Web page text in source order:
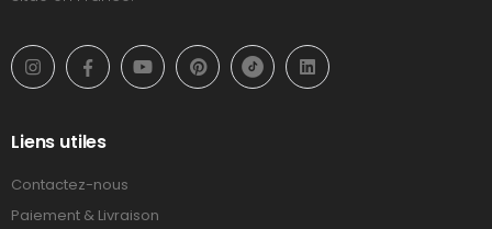
Liens utiles
Contactez-nous
Paiement & Livraison